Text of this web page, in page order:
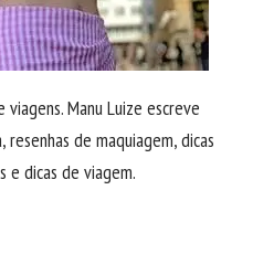
Manu Luize escreve
de maquiagem, dicas
e dicas de viagem.